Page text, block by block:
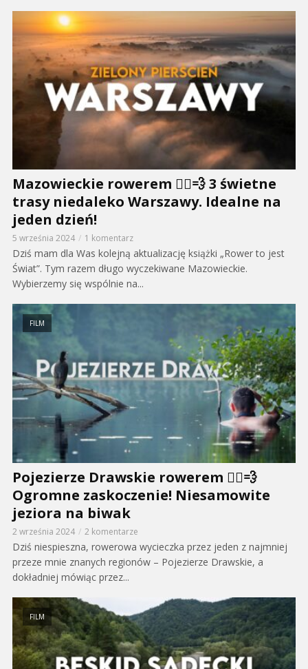
Mazowieckie rowerem 🚴‍♂️💨 3 świetne
trasy niedaleko Warszawy. Idealne na
jeden dzień!
5 września 2024 1 komentarz
Dziś mam dla Was kolejną aktualizację książki „Rower to jest
Świat”. Tym razem długo wyczekiwane Mazowieckie.
Wybierzemy się wspólnie na...
FILM
Pojezierze Drawskie rowerem 🚴‍♂️💨
Ogromne zaskoczenie! Niesamowite
jeziora na biwak
2 września 2024 2 komentarze
Dziś niespieszna, rowerowa wycieczka przez jeden z najmniej
przeze mnie znanych regionów – Pojezierze Drawskie, a
dokładniej mówiąc przez...
FILM